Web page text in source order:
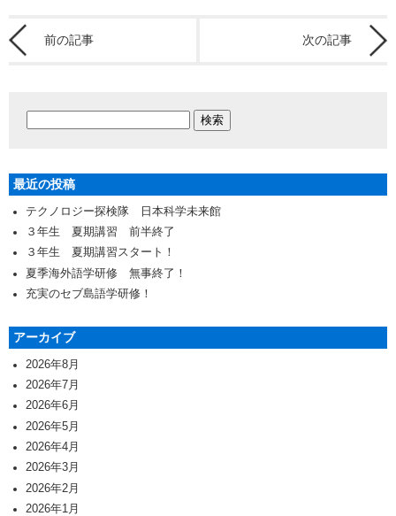
前の記事 次の記事
最近の投稿
テクノロジー探検隊 日本科学未来館
３年生 夏期講習 前半終了
３年生 夏期講習スタート！
夏季海外語学研修 無事終了！
充実のセブ島語学研修！
アーカイブ
2026年8月
2026年7月
2026年6月
2026年5月
2026年4月
2026年3月
2026年2月
2026年1月